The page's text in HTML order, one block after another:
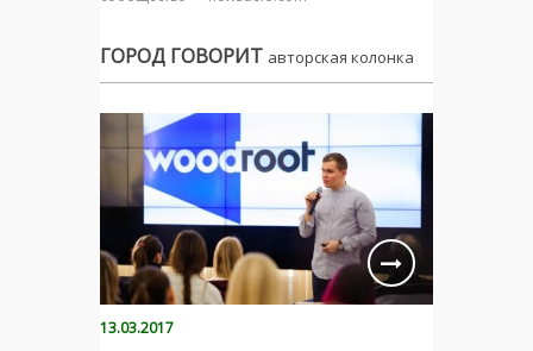
ГОРОД ГОВОРИТ авторская колонка
13.03.2017